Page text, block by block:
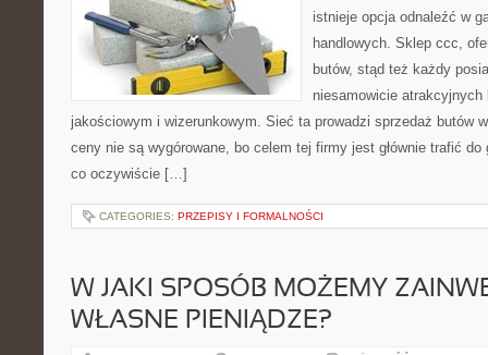
istnieje opcja odnaleźć w
handlowych. Sklep ccc,
butów, stąd też każdy
niesamowicie atrakcyjnych
jakościowym i wizerunkowym. Sieć ta prowadzi sprzedaż butów
ceny nie są wygórowane, bo celem tej firmy jest głównie trafić
co oczywiście […]
CATEGORIES: PRZEPISY I FORMALNOŚCI
W JAKI SPOSÓB MOŻEMY
WŁASNE PIENIĄDZE?